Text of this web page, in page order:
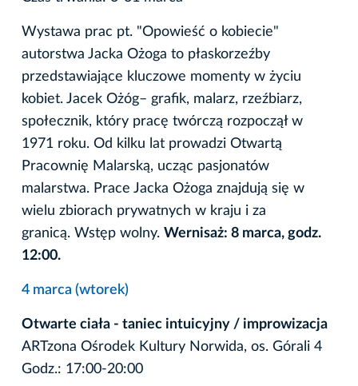
Wystawa prac pt. "Opowieść o kobiecie"
autorstwa Jacka Ożoga to płaskorzeźby
przedstawiające kluczowe momenty w życiu
kobiet. Jacek Ożóg– grafik, malarz, rzeźbiarz,
społecznik, który pracę twórczą rozpoczął w
1971 roku. Od kilku lat prowadzi Otwartą
Pracownię Malarską, ucząc pasjonatów
malarstwa. Prace Jacka Ożoga znajdują się w
wielu zbiorach prywatnych w kraju i za
granicą. Wstęp wolny. Wernisaż: 8 marca, godz.
12:00.
4 marca (wtorek)
Otwarte ciała - taniec intuicyjny / improwizacja
ARTzona Ośrodek Kultury Norwida, os. Górali 4
Godz.: 17:00-20:00